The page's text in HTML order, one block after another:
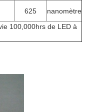
625
nanomètre
100,000hrs de LED à